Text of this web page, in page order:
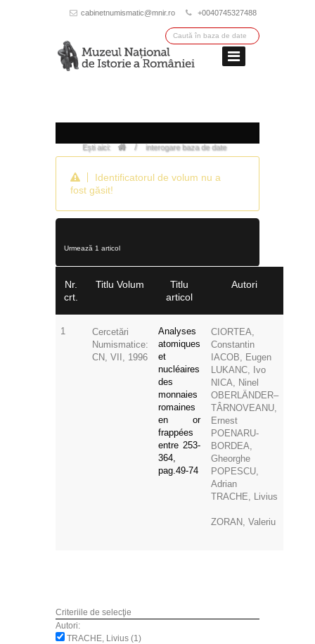
cabinetnumismatic@mnir.ro +0040745327488
Ești aici: / interogare baza de date
Identificatorul de volum nu a
fost găsit!
Urmează 1 articol
Nr.
crt.
Titlu Volum
Titlu
articol
Autori
1
Cercetări
Numismatice:
CN, VII, 1996
Analyses
atomiques
et
nucléaires
des
monnaies
romaines
en or
frappées
entre 253-
364,
pag.49-74
CIORTEA,
Constantin
IACOB, Eugen
LUKANC, Ivo
NICA, Ninel
OBERLÄNDER–
TÂRNOVEANU,
Ernest
POENARU-
BORDEA,
Gheorghe
POPESCU,
Adrian
TRACHE, Livius
ZORAN, Valeriu
Criteriile de selecţie
Autori:
TRACHE, Livius (1)